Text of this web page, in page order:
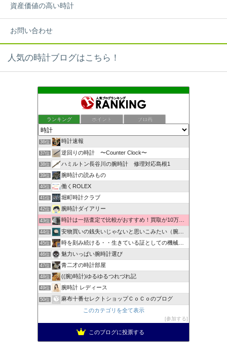
資産価値の高い時計
お問い合わせ
人気の時計ブログはこちら！
ランキング ポイント ブロ画
36位 時計速報
37位 逆回りの時計 〜Counter Clock〜
38位 ハミルトン長谷川の腕時計 修理対応島根1
39位 腕時計の読みもの
40位 働くROLEX
41位 堀町時計クラブ
42位 腕時計ダイアリー
43位 時計は一括査定で比較がおすすめ！買取が10万以上違うことも！
44位 安物買いの銭失いじゃないと思いこみたい（腕時計編）
45位 時を刻み続ける・・生きている証としての機械式時計
46位 魅力いっぱい腕時計選び
47位 青二才の時計部屋
48位 ((腕)時計)ゆるゆるつれづれ記
49位 腕時計 レディース
50位
麻布十番セレクトショップＣｏＣｏのブログ
このカテゴリを全て表示
参加する
このブログに投票する